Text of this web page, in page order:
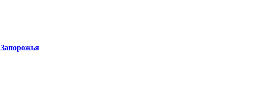
Запорожья